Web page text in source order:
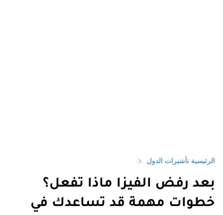
الرئيسية تأشيرات الدول
بعد رفض الفيزا ماذا تفعل؟
خطوات مهمة قد تساعدك في